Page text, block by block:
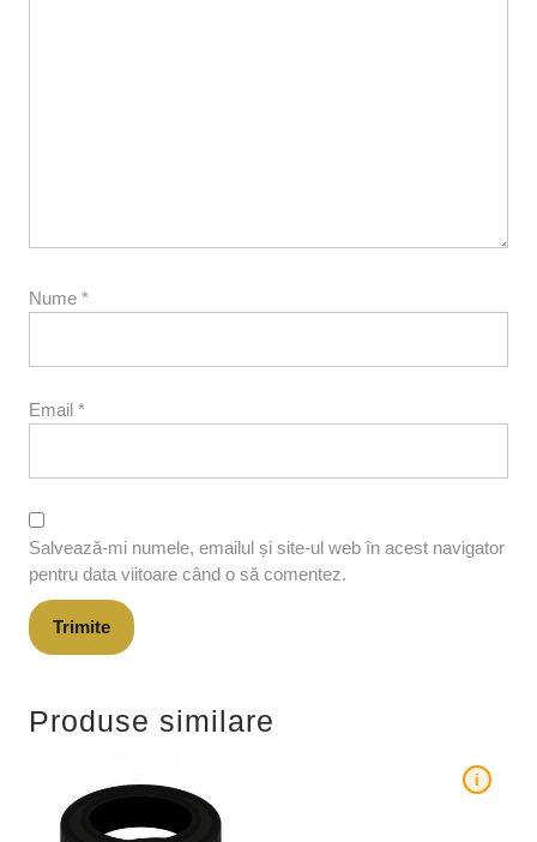
Nume *
Email *
Salvează-mi numele, emailul și site-ul web în acest navigator
pentru data viitoare când o să comentez.
Produse similare
i